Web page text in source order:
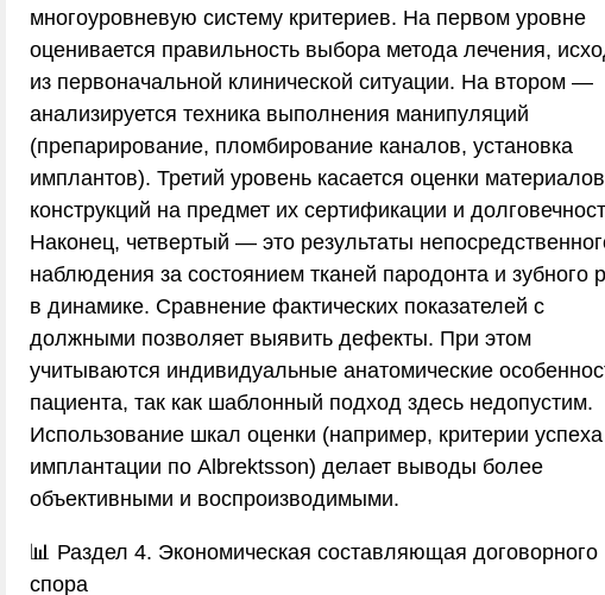
многоуровневую систему критериев. На первом уровне
оценивается правильность выбора метода лечения,
из первоначальной клинической ситуации. На втором —
анализируется техника выполнения манипуляций
(препарирование, пломбирование каналов, установка
имплантов). Третий уровень касается оценки
конструкций на предмет их сертификации и
Наконец, четвертый — это результаты
наблюдения за состоянием тканей пародонта и зубного
в динамике. Сравнение фактических показателей с
должными позволяет выявить дефекты. При этом
учитываются индивидуальные анатомические
пациента, так как шаблонный подход здесь недопустим.
Использование шкал оценки (например, критерии успеха
имплантации по Albrektsson) делает выводы более
объективными и воспроизводимыми.
📊 Раздел 4. Экономическая составляющая договорного
спора